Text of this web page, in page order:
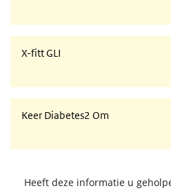
X-fitt GLI
Keer Diabetes2 Om
Heeft deze informatie u